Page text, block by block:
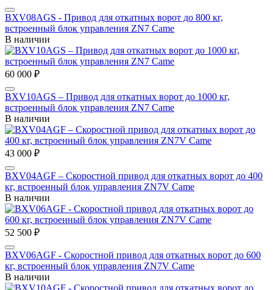
BXV08AGS - Привод для откатных ворот до 800 кг,
встроенный блок управления ZN7 Came
В наличии
60 000 ₽
BXV10AGS – Привод для откатных ворот до 1000 кг,
встроенный блок управления ZN7 Came
В наличии
43 000 ₽
BXV04AGF – Скоростной привод для откатных ворот до 400
кг, встроенный блок управления ZN7V Came
В наличии
52 500 ₽
BXV06AGF - Скоростной привод для откатных ворот до 600
кг, встроенный блок управления ZN7V Came
В наличии